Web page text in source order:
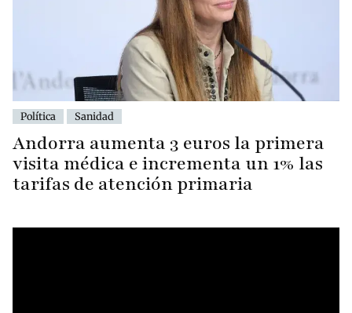
Política Sanidad
Andorra aumenta 3 euros la primera
visita médica e incrementa un 1% las
tarifas de atención primaria